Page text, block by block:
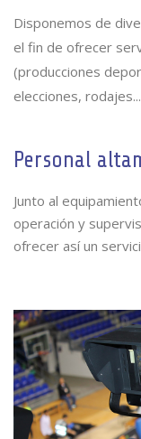
Disponemos de
el fin de ofrecer
(producciones
elecciones,
Personal
Junto al
operación y
ofrecer así un